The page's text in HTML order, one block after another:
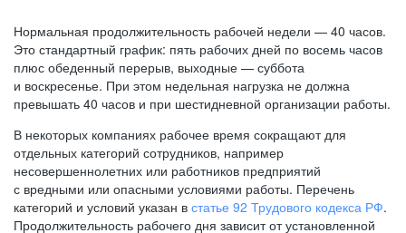
Нормальная продолжительность рабочей недели — 40 часов.
Это стандартный график: пять рабочих дней по восемь часов
плюс обеденный перерыв, выходные — суббота
и воскресенье. При этом недельная нагрузка не должна
превышать 40 часов и при шестидневной организации работы.
В некоторых компаниях рабочее время сокращают для
отдельных категорий сотрудников, например
несовершеннолетних или работников предприятий
с вредными или опасными условиями работы. Перечень
категорий и условий указан в статье 92 Трудового кодекса РФ.
Продолжительность рабочего дня зависит от установленной